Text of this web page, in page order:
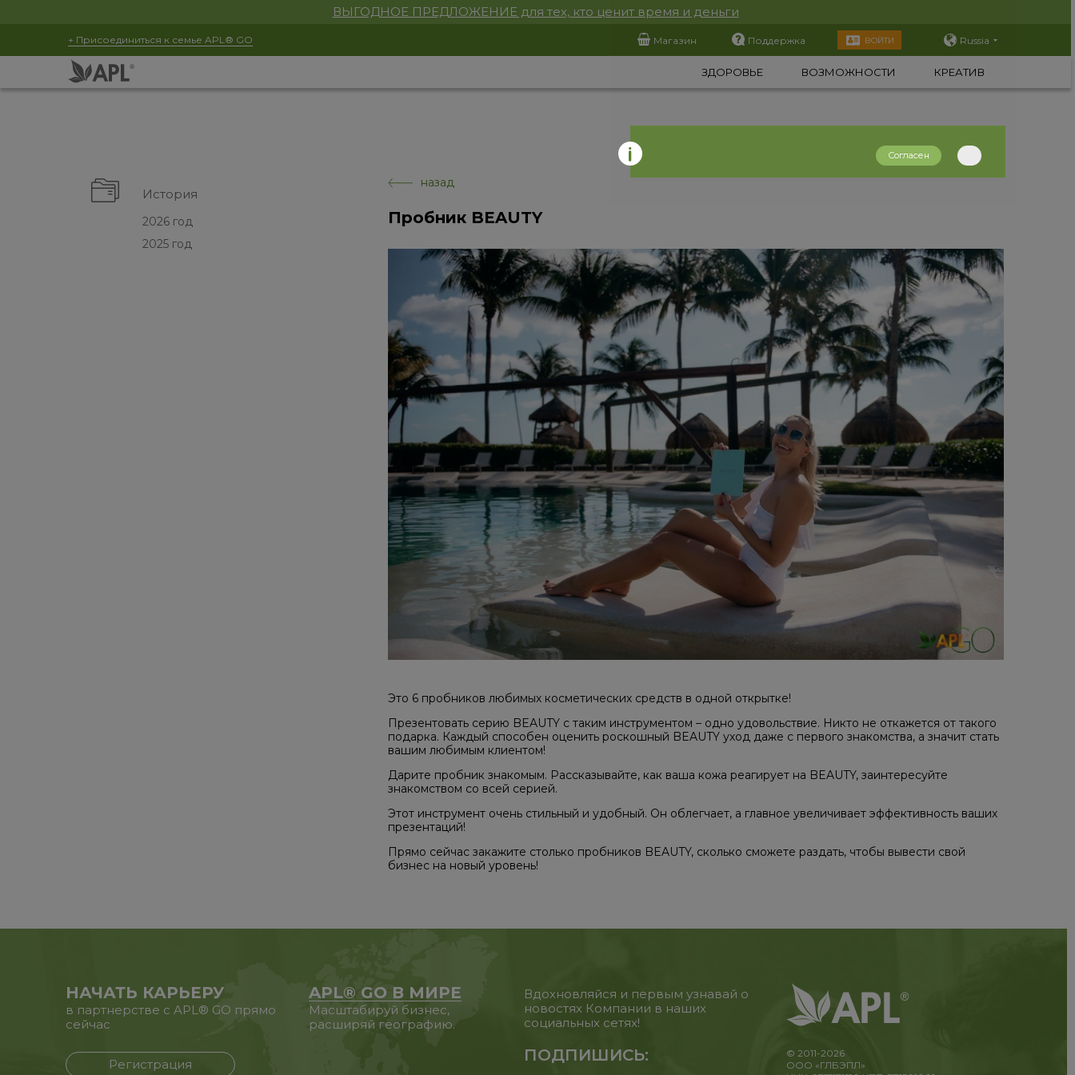
ВЫГОДНОЕ ПРЕДЛОЖЕНИЕ для тех, кто ценит время и деньги
+ Присоединиться к семье APL® GO Магазин Поддержка ВОЙТИ Russia
ЗДОРОВЬЕ ВОЗМОЖНОСТИ КРЕАТИВ
История
2026 год
2025 год
назад
Пробник BEAUTY
Это 6 пробников любимых косметических средств в одной открытке! ⠀
Презентовать серию BEAUTY с таким инструментом – одно удовольствие. Никто не откажется от такого
подарка. Каждый способен оценить роскошный BEAUTY уход даже с первого знакомства, а значит стать
вашим любимым клиентом! ⠀
Дарите пробник знакомым. Рассказывайте, как ваша кожа реагирует на BEAUTY, заинтересуйте
знакомством со всей серией. ⠀
Этот инструмент очень стильный и удобный. Он облегчает, а главное увеличивает эффективность ваших
презентаций! ⠀
Прямо сейчас закажите столько пробников BEAUTY, сколько сможете раздать, чтобы вывести свой
бизнес на новый уровень!
НАЧАТЬ КАРЬЕРУ
в партнерстве с APL® GO прямо
сейчас
Регистрация
APL® GO В МИРЕ
Масштабируй бизнес,
расширяй географию.
Вдохновляйся и первым узнавай о
новостях Компании в наших
социальных сетях!
ПОДПИШИСЬ:
© 2011-2026
ООО «ГЛБЭПЛ»
Согласен